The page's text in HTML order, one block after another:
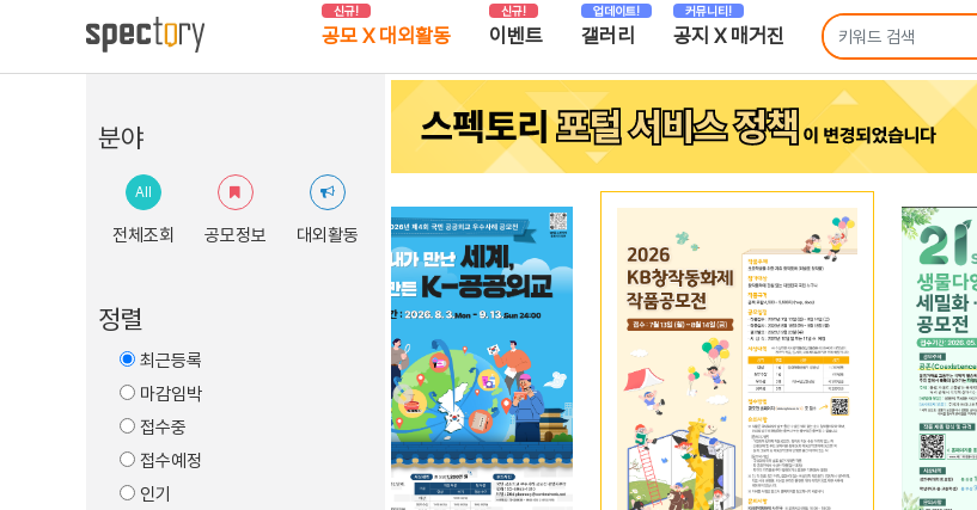
신규!
공모 X 대외활동
신규!
이벤트
업데이트!
갤러리
커뮤니티!
공지 X 매거진
분야
All
전체조회 공모정보 대외활동
정렬
최근등록
마감임박
접수중
접수예정
인기